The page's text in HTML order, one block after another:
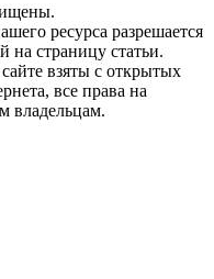
ресурса разрешается
на страницу статьи.
взяты с открытых
все права на
владельцам.